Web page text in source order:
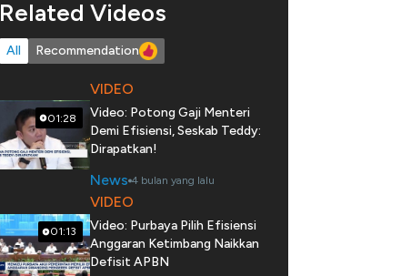
Related Videos
All Recommendation
01:28
VIDEO
Video: Potong Gaji Menteri
Demi Efisiensi, Seskab Teddy:
Dirapatkan!
News 4 bulan yang lalu
01:13
VIDEO
Video: Purbaya Pilih Efisiensi
Anggaran Ketimbang Naikkan
Defisit APBN